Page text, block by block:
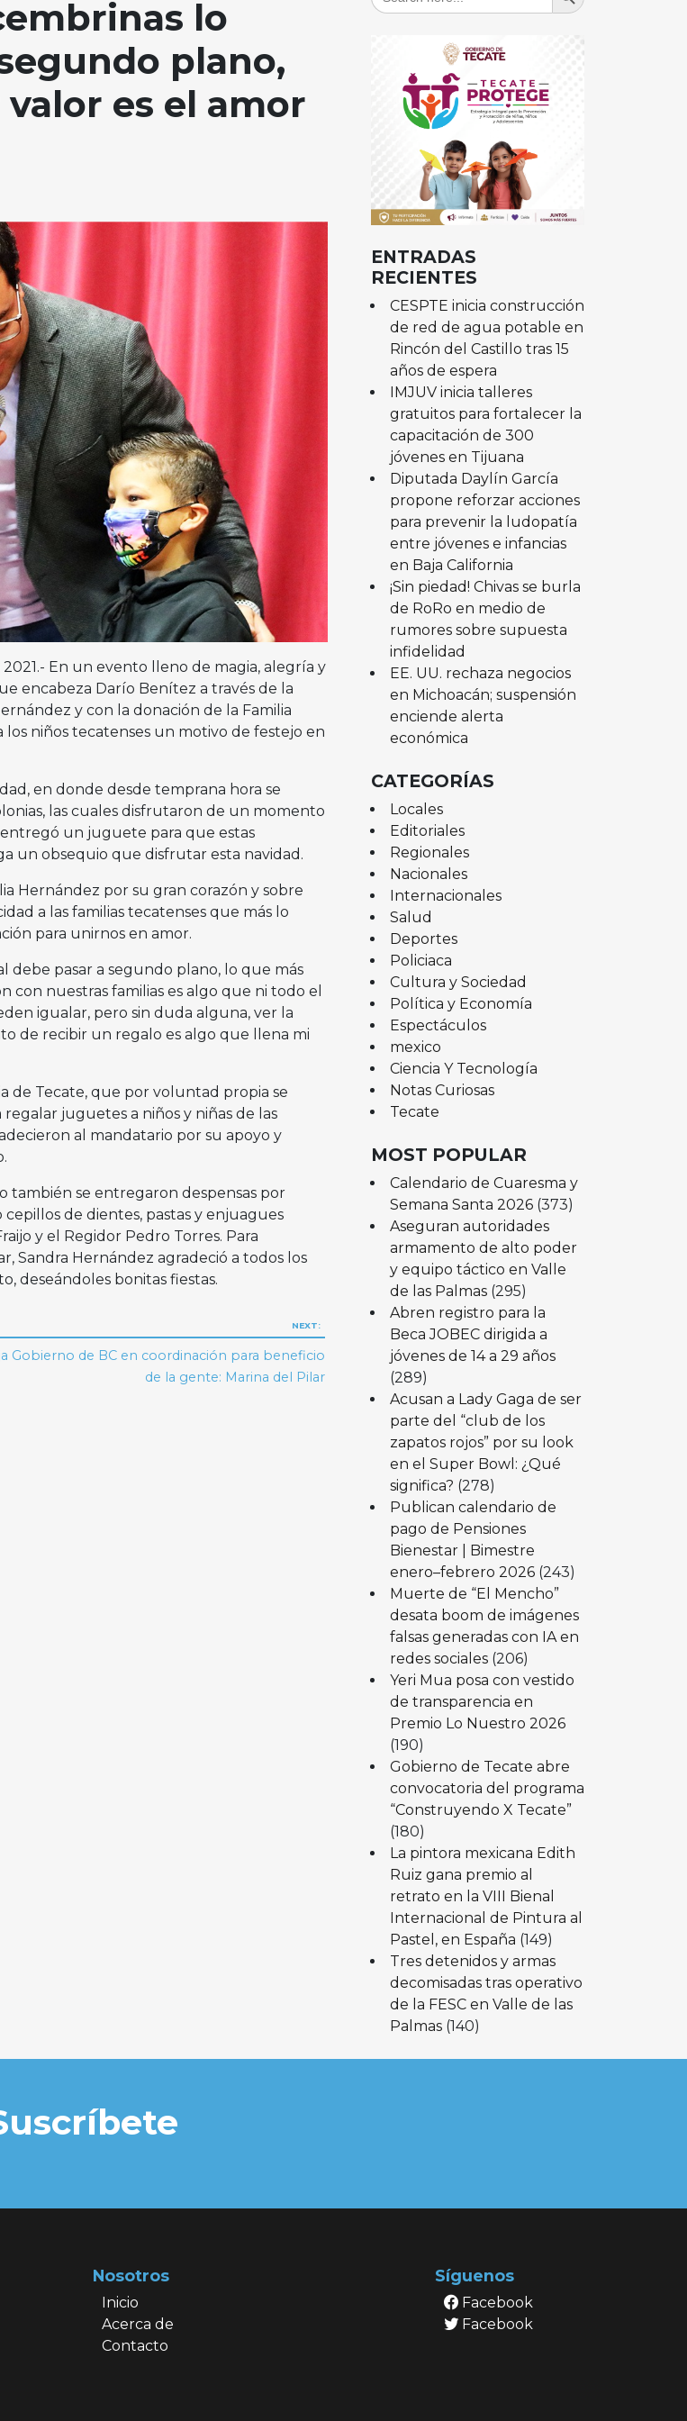
lo
plano,
es el amor
En un evento lleno de magia, alegría y
encabeza Darío Benítez a través de la
y con la donación de la Familia
niños tecatenses un motivo de festejo en
en donde desde temprana hora se
las cuales disfrutaron de un momento
un juguete para que estas
un obsequio que disfrutar esta navidad.
Hernández por su gran corazón y sobre
a las familias tecatenses que más lo
para unirnos en amor.
debe pasar a segundo plano, lo que más
con nuestras familias es algo que ni todo el
igualar, pero sin duda alguna, ver la
de recibir un regalo es algo que llena mi
de Tecate, que por voluntad propia se
juguetes a niños y niñas de las
al mandatario por su apoyo y
también se entregaron despensas por
de dientes, pastas y enjuagues
y el Regidor Pedro Torres. Para
Sandra Hernández agradeció a todos los
deseándoles bonitas fiestas.
NEXT:
Gobierno de BC en coordinación para beneficio
de la gente: Marina del Pilar
ENTRADAS
RECIENTES
CESPTE inicia construcción
de red de agua potable en
Rincón del Castillo tras 15
años de espera
IMJUV inicia talleres
gratuitos para fortalecer la
capacitación de 300
jóvenes en Tijuana
Diputada Daylín García
propone reforzar acciones
para prevenir la ludopatía
entre jóvenes e infancias
en Baja California
¡Sin piedad! Chivas se burla
de RoRo en medio de
rumores sobre supuesta
infidelidad
EE. UU. rechaza negocios
en Michoacán; suspensión
enciende alerta
económica
CATEGORÍAS
Locales
Editoriales
Regionales
Nacionales
Internacionales
Salud
Deportes
Policiaca
Cultura y Sociedad
Política y Economía
Espectáculos
mexico
Ciencia Y Tecnología
Notas Curiosas
Tecate
MOST POPULAR
Calendario de Cuaresma y
Semana Santa 2026 (373)
Aseguran autoridades
armamento de alto poder
y equipo táctico en Valle
de las Palmas (295)
Abren registro para la
Beca JOBEC dirigida a
jóvenes de 14 a 29 años
(289)
Acusan a Lady Gaga de ser
parte del “club de los
zapatos rojos” por su look
en el Super Bowl: ¿Qué
significa? (278)
Publican calendario de
pago de Pensiones
Bienestar | Bimestre
enero–febrero 2026 (243)
Muerte de “El Mencho”
desata boom de imágenes
falsas generadas con IA en
redes sociales (206)
Yeri Mua posa con vestido
de transparencia en
Premio Lo Nuestro 2026
(190)
Gobierno de Tecate abre
convocatoria del programa
“Construyendo X Tecate”
(180)
La pintora mexicana Edith
Ruiz gana premio al
retrato en la VIII Bienal
Internacional de Pintura al
Pastel, en España (149)
Tres detenidos y armas
decomisadas tras operativo
de la FESC en Valle de las
Palmas (140)
Nosotros
Inicio
Acerca de
Contacto
Síguenos
Facebook
Facebook